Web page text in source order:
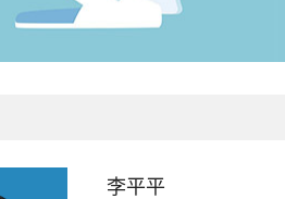
李平平